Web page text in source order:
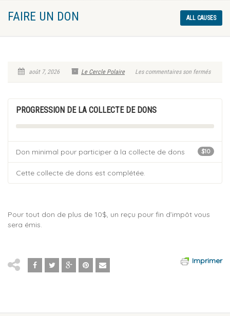
FAIRE UN DON ALL CAUSES
août 7, 2026 Le Cercle Polaire Les commentaires son fermés
PROGRESSION DE LA COLLECTE DE DONS
$10
Don minimal pour participer à la collecte de dons
Cette collecte de dons est complétée.
Pour tout don de plus de 10$, un reçu pour fin d’impôt vous
sera émis.
Imprimer